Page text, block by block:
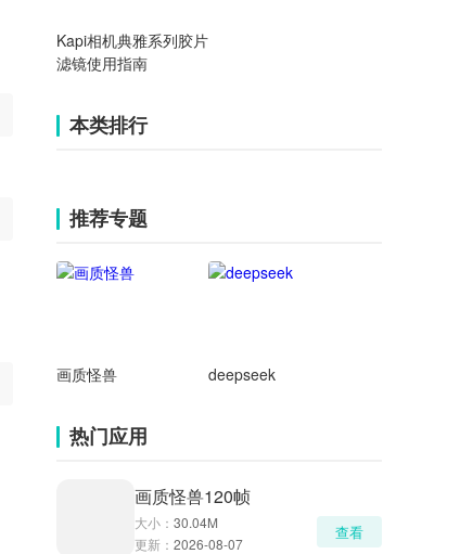
Kapi相机典雅系列胶片
滤镜使用指南
本类排行
推荐专题
画质怪兽 deepseek
热门应用
画质怪兽120帧
大小： 30.04M
更新： 2026-08-07
查看